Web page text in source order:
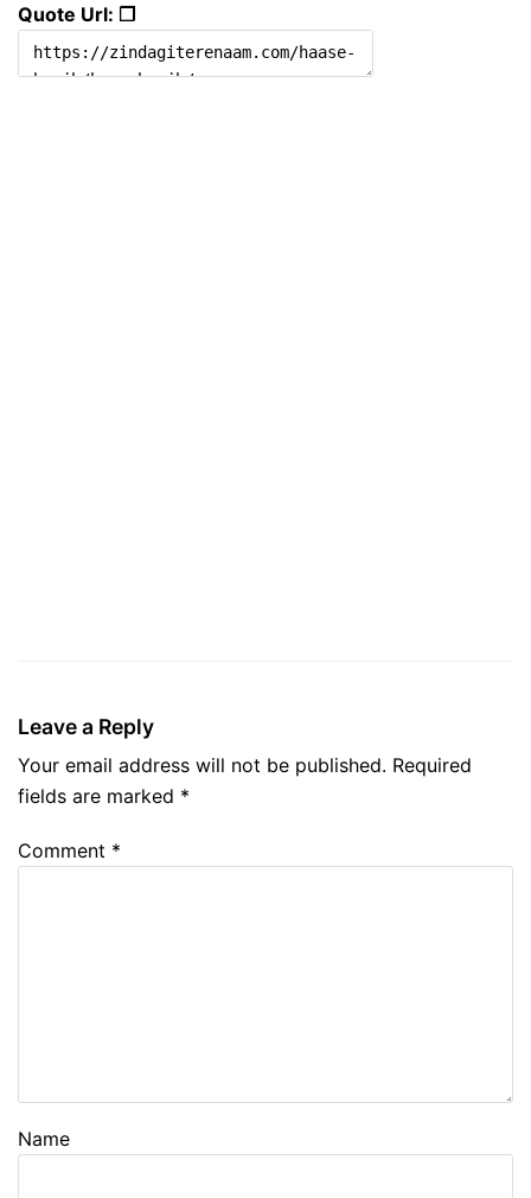
Quote Url: ❐
Leave a Reply
Your email address will not be published. Required
fields are marked *
Comment *
Name